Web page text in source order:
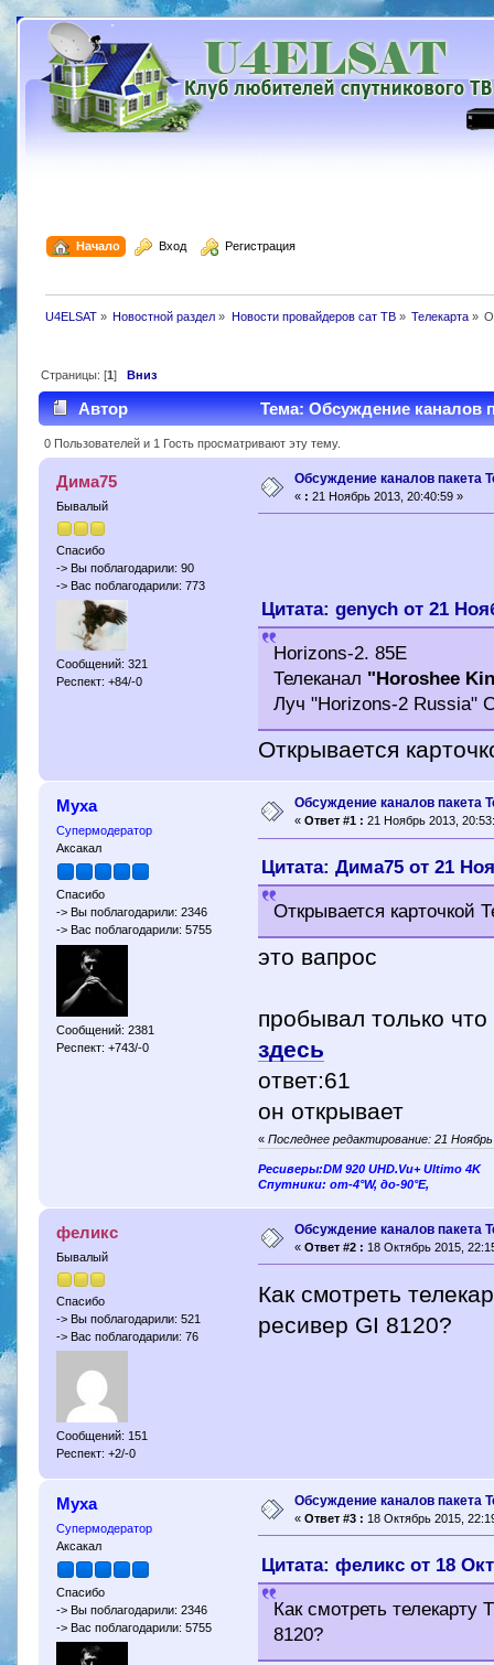
Начало Вход Регистрация
U4ELSAT» Новостной раздел » Новости провайдеров сат ТВ» Телекарта»
Страницы: [1] Вниз
Автор Тема: Обсуждение каналов
0 Пользователей и 1 Гость просматривают эту тему.
Дима75
Бывалый
Спасибо
-> Вы поблагодарили: 90
-> Вас поблагодарили: 773
Сообщений: 321
Респект: +84/-0
Обсуждение каналов пакета
« : 21 Ноябрь 2013, 20:40:59 »
Цитата: genych от 21
Horizons-2. 85E
Телеканал "Horoshee
Луч "Horizons-2 Russia"
Открывается
Муха
Супермодератор
Аксакал
Спасибо
-> Вы поблагодарили: 2346
-> Вас поблагодарили: 5755
Сообщений: 2381
Респект: +743/-0
Обсуждение каналов пакета
« Ответ #1 : 21 Ноябрь 2013,
Цитата: Дима75 от 21
Открывается карточкой
это вапрос
пробывал только
здесь
ответ:61
он открывает
«Последнее редактирование: 21
Ресиверы:DM 920 UHD.Vu+ Ultimo 4K
Спутники: от-4°W, до-90°E,
феликс
Бывалый
Спасибо
-> Вы поблагодарили: 521
-> Вас поблагодарили: 76
Сообщений: 151
Респект: +2/-0
Обсуждение каналов пакета
« Ответ #2 : 18 Октябрь 2015,
Как смотреть
ресивер GI 8120?
Муха
Супермодератор
Аксакал
Спасибо
-> Вы поблагодарили: 2346
-> Вас поблагодарили: 5755
Обсуждение каналов пакета
« Ответ #3 : 18 Октябрь 2015,
Цитата: феликс от 18
Как смотреть
8120?